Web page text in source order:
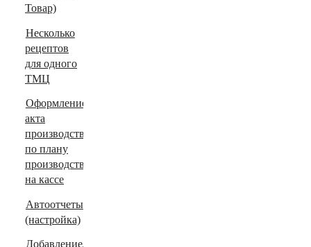
Товар)
Несколько
рецептов
для одного
ТМЦ
Оформление
акта
производства
по плану
производства
на кассе
Автоотчеты
(настройка)
Добавление/